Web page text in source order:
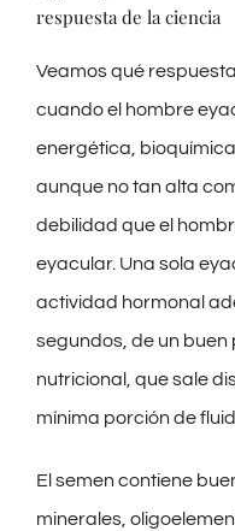
respuesta de la ciencia
Veamos qué
cuando el hombre
energética,
aunque no tan alta
debilidad que el
eyacular. Una sola
actividad hormonal
segundos, de un
nutricional, que sale
mínima porción de
El semen contiene
minerales,